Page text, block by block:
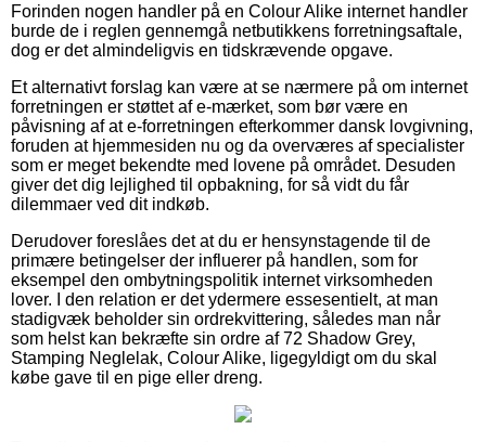
Forinden nogen handler på en Colour Alike internet handler
burde de i reglen gennemgå netbutikkens forretningsaftale,
dog er det almindeligvis en tidskrævende opgave.
Et alternativt forslag kan være at se nærmere på om internet
forretningen er støttet af e-mærket, som bør være en
påvisning af at e-forretningen efterkommer dansk lovgivning,
foruden at hjemmesiden nu og da overværes af specialister
som er meget bekendte med lovene på området. Desuden
giver det dig lejlighed til opbakning, for så vidt du får
dilemmaer ved dit indkøb.
Derudover foreslåes det at du er hensynstagende til de
primære betingelser der influerer på handlen, som for
eksempel den ombytningspolitik internet virksomheden
lover. I den relation er det ydermere essesentielt, at man
stadigvæk beholder sin ordrekvittering, således man når
som helst kan bekræfte sin ordre af 72 Shadow Grey,
Stamping Neglelak, Colour Alike, ligegyldigt om du skal
købe gave til en pige eller dreng.